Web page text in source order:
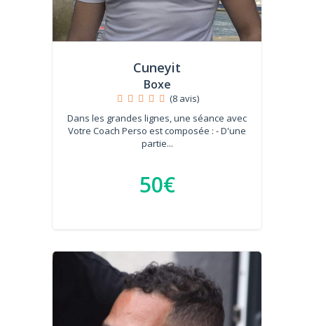
Cuneyit
Boxe
(8 avis)
Dans les grandes lignes, une séance avec
Votre Coach Perso est composée : - D'une
partie...
50€